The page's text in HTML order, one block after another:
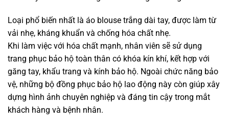
Loại phổ biến nhất là áo blouse trắng dài tay, được làm từ
vải nhẹ, kháng khuẩn và chống hóa chất nhẹ.
Khi làm việc với hóa chất mạnh, nhân viên sẽ sử dụng
trang phục bảo hộ toàn thân có khóa kín khí, kết hợp với
găng tay, khẩu trang và kính bảo hộ. Ngoài chức năng bảo
vệ, những bộ đồng phục bảo hộ lao động này còn giúp xây
dựng hình ảnh chuyên nghiệp và đáng tin cậy trong mắt
khách hàng và bệnh nhân.